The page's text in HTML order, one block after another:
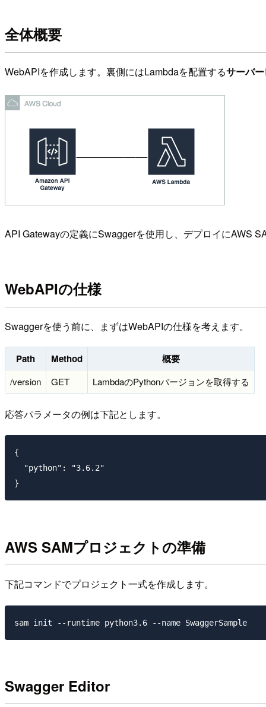
全体概要
WebAPIを作成します。裏側にはLambdaを配置するサーバ
API Gatewayの定義にSwaggerを使用し、デプロイにAWS
WebAPIの仕様
Swaggerを使う前に、まずはWebAPIの仕様を考えます。
Path Method 概要
/version GET LambdaのPythonバージョンを取得する
応答パラメータの例は下記とします。
{
  "python": "3.6.2"
AWS SAMプロジェクトの準備
下記コマンドでプロジェクト一式を作成します。
Swagger Editor